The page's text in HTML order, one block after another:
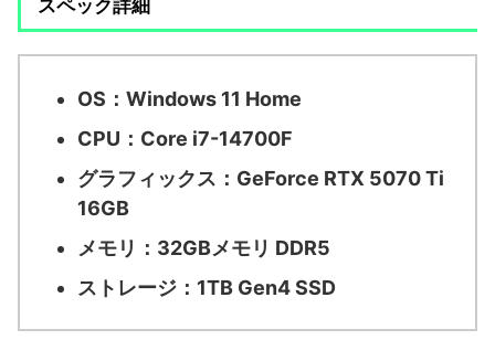
スペック詳細
OS： Windows 11 Home
CPU： Core i7-14700F
グラフィックス： GeForce RTX 5070 Ti
16GB
メモリ： 32GBメモリ DDR5
ストレージ： 1TB Gen4 SSD